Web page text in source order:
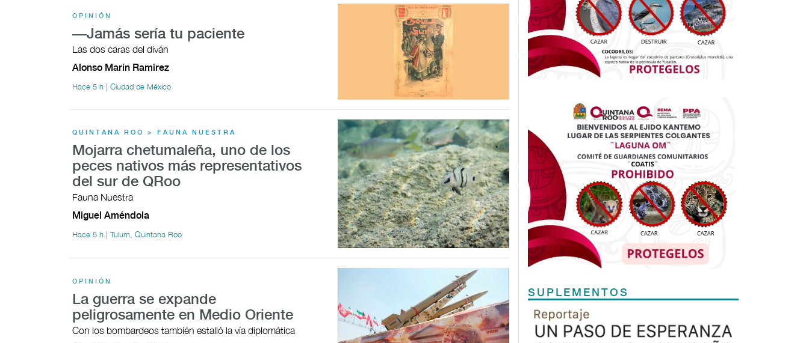
OPINIÓN
—Jamás sería tu paciente
Las dos caras del diván
Alonso Marín Ramírez
Hace 5 h | Ciudad de México
QUINTANA ROO > FAUNA NUESTRA
Mojarra chetumaleña, uno de los
peces nativos más representativos
del sur de QRoo
Fauna Nuestra
Miguel Améndola
Hace 5 h | Tulum, Quintana Roo
OPINIÓN
La guerra se expande
peligrosamente en Medio Oriente
Con los bombardeos también estalló la vía diplomática
SUPLEMENTOS
Previous